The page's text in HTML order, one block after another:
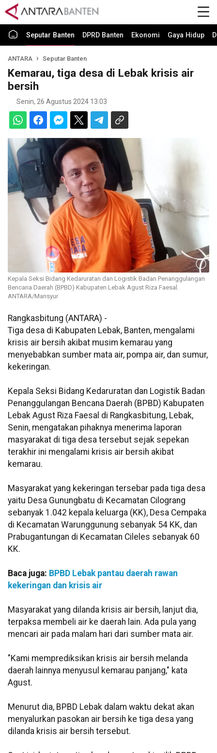
Seputar Banten DPRD Banten Ekonomi Gaya Hidup
ANTARA Seputar Banten
Kemarau, tiga desa di Lebak krisis air
bersih
Senin, 26 Agustus 2024 13:03
Kepala Seksi Bidang Kedaruratan dan Logistik Badan Penanggulangan
Bencana Daerah (BPBD) Kabupaten Lebak Agust Riza Faesal.
ANTARA/Mansyur
Rangkasbitung (ANTARA) -
Tiga desa di Kabupaten Lebak, Banten, mengalami
krisis air bersih akibat musim kemarau yang
menyebabkan sumber mata air, pompa air, dan sumur,
kekeringan.
Kepala Seksi Bidang Kedaruratan dan Logistik Badan
Penanggulangan Bencana Daerah (BPBD) Kabupaten
Lebak Agust Riza Faesal di Rangkasbitung, Lebak,
Senin, mengatakan pihaknya menerima laporan
masyarakat di tiga desa tersebut sejak sepekan
terakhir ini mengalami krisis air bersih akibat
kemarau.
Masyarakat yang kekeringan tersebar pada tiga desa
yaitu Desa Gunungbatu di Kecamatan Cilograng
sebanyak 1.042 kepala keluarga (KK), Desa Cempaka
di Kecamatan Warunggunung sebanyak 54 KK, dan
Prabugantungan di Kecamatan Cileles sebanyak 60
KK.
Baca juga: BPBD Lebak pantau daerah rawan
kekeringan dan krisis air
Masyarakat yang dilanda krisis air bersih, lanjut dia,
terpaksa membeli air ke daerah lain. Ada pula yang
mencari air pada malam hari dari sumber mata air.
"Kami memprediksikan krisis air bersih melanda
daerah lainnya menyusul kemarau panjang," kata
Agust.
Menurut dia, BPBD Lebak dalam waktu dekat akan
menyalurkan pasokan air bersih ke tiga desa yang
dilanda krisis air bersih tersebut.